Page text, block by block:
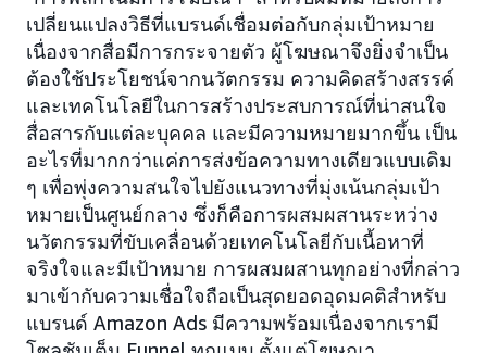
เปลี่ยนแปลงวิธีที่แบรนด์เชื่อมต่อกับกลุ่มเป้าหมาย
เนื่องจากสื่อมีการกระจายตัว ผู้โฆษณาจึงยิ่งจำเป็น
ต้องใช้ประโยชน์จากนวัตกรรม ความคิดสร้างสรรค์
และเทคโนโลยีในการสร้างประสบการณ์ที่น่าสนใจ
สื่อสารกับแต่ละบุคคล และมีความหมายมากขึ้น เป็น
อะไรที่มากกว่าแค่การส่งข้อความทางเดียวแบบเดิม
ๆ เพื่อพุ่งความสนใจไปยังแนวทางที่มุ่งเน้นกลุ่มเป้า
หมายเป็นศูนย์กลาง ซึ่งก็คือการผสมผสานระหว่าง
นวัตกรรมที่ขับเคลื่อนด้วยเทคโนโลยีกับเนื้อหาที่
จริงใจและมีเป้าหมาย การผสมผสานทุกอย่างที่กล่าว
มาเข้ากับความเชื่อใจถือเป็นสุดยอดอุดมคติสำหรับ
แบรนด์ Amazon Ads มีความพร้อมเนื่องจากเรามี